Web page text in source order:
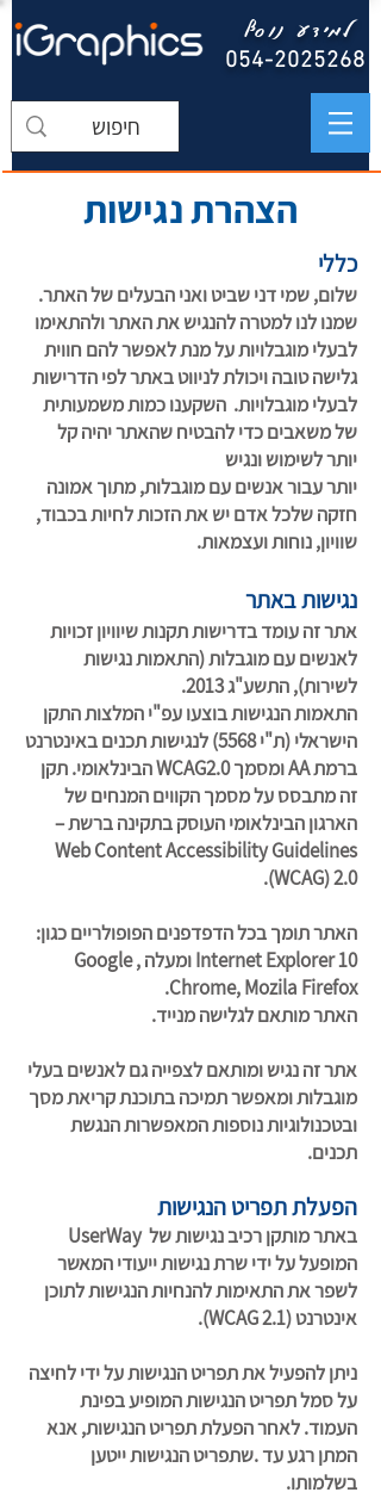
למידע נוסף
054-2025268
הצהרת נגישות
כללי
שלום, שמי דני שביט ואני הבעלים של האתר.
שמנו לנו למטרה להנגיש את האתר ולהתאימו
לבעלי מוגבלויות על מנת לאפשר להם חווית
גלישה טובה ויכולת לניווט באתר לפי הדרישות
לבעלי מוגבלויות. השקענו כמות משמעותית
של משאבים כדי להבטיח שהאתר יהיה קל
יותר לשימוש ונגיש
יותר עבור אנשים עם מוגבלות, מתוך אמונה
חזקה שלכל אדם יש את הזכות לחיות בכבוד,
שוויון, נוחות ועצמאות.
נגישות באתר
אתר זה עומד בדרישות תקנות שיוויון זכויות
לאנשים עם מוגבלות (התאמות נגישות
לשירות), התשע"ג 2013.
התאמות הנגישות בוצעו עפ"י המלצות התקן
הישראלי (ת"י 5568) לנגישות תכנים באינטרנט
ברמת AA ומסמך WCAG2.0 הבינלאומי. תקן
זה מתבסס על מסמך הקווים המנחים של
הארגון הבינלאומי העוסק בתקינה ברשת –
Web Content Accessibility Guidelines
(WCAG) 2.0.
האתר תומך בכל הדפדפנים הפופולריים כגון:
Internet Explorer 10 ומעלה , Google
Chrome, Mozila Firefox.
האתר מותאם לגלישה מנייד.
אתר זה נגיש ומותאם לצפייה גם לאנשים בעלי
מוגבלות ומאפשר תמיכה בתוכנת קריאת מסך
ובטכנולוגיות נוספות המאפשרות הנגשת
תכנים.
הפעלת תפריט הנגישות
באתר מותקן רכיב נגישות של UserWay
המופעל על ידי שרת נגישות ייעודי המאשר
לשפר את התאימות להנחיות הנגישות לתוכן
אינטרנט (WCAG 2.1).
ניתן להפעיל את תפריט הנגישות על ידי לחיצה
על סמל תפריט הנגישות המופיע בפינת
העמוד. לאחר הפעלת תפריט הנגישות, אנא
המתן רגע עד .שתפריט הנגישות ייטען
בשלמותו.